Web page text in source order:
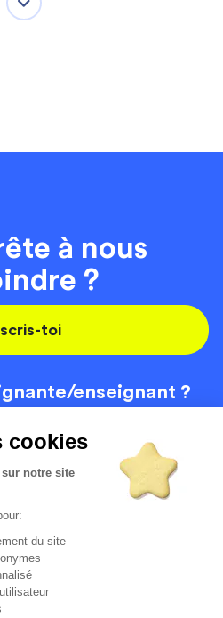
cookies
notre site
du site
à nous
?
toi
enseignant ?
Contact
avis publiés)